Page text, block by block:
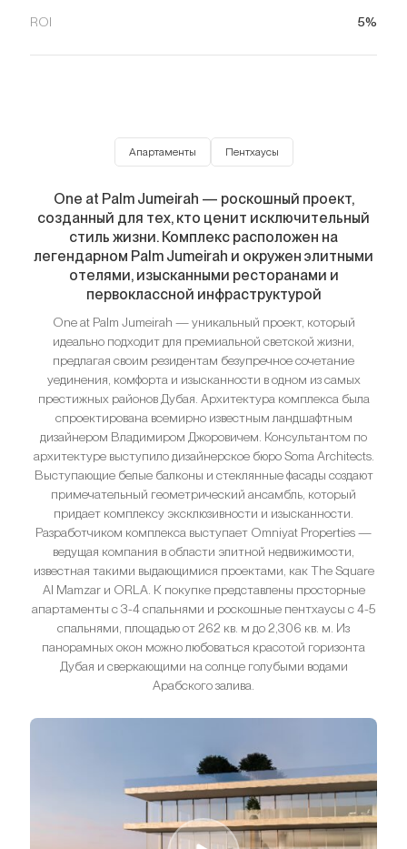
ROI 5%
Апартаменты Пентхаусы
One at Palm Jumeirah — роскошный проект,
созданный для тех, кто ценит исключительный
стиль жизни. Комплекс расположен на
легендарном Palm Jumeirah и окружен элитными
отелями, изысканными ресторанами и
первоклассной инфраструктурой
One at Palm Jumeirah — уникальный проект, который
идеально подходит для премиальной светской жизни,
предлагая своим резидентам безупречное сочетание
уединения, комфорта и изысканности в одном из самых
престижных районов Дубая. Архитектура комплекса была
спроектирована всемирно известным ландшафтным
дизайнером Владимиром Джоровичем. Консультантом по
архитектуре выступило дизайнерское бюро Soma Architects.
Выступающие белые балконы и стеклянные фасады создают
примечательный геометрический ансамбль, который
придает комплексу эксклюзивности и изысканности.
Разработчиком комплекса выступает Omniyat Properties —
ведущая компания в области элитной недвижимости,
известная такими выдающимися проектами, как The Square
Al Mamzar и ORLA. К покупке представлены просторные
апартаменты с 3-4 спальнями и роскошные пентхаусы с 4-5
спальнями, площадью от 262 кв. м до 2,306 кв. м. Из
панорамных окон можно любоваться красотой горизонта
Дубая и сверкающими на солнце голубыми водами
Арабского залива.